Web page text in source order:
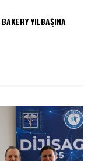
YILBAŞINA